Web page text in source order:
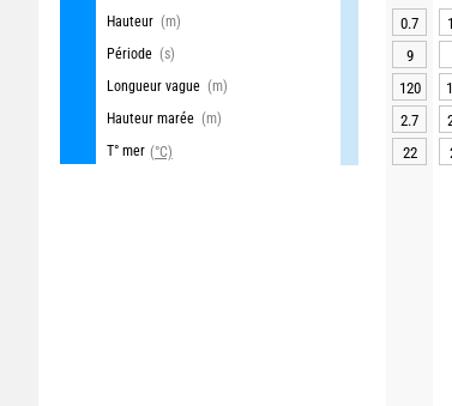
Hauteur (m)
Période (s)
Longueur vague (m)
Hauteur marée (m)
T° mer (°C)
0.7
9
120
2.7
22